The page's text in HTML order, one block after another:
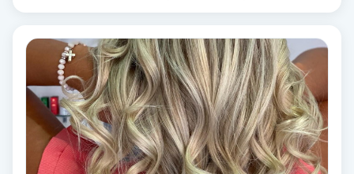
Friskvårdsmassage
Frisör
Funktionsanalys